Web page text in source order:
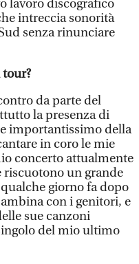
lavoro discografico
intreccia sonorità
senza rinunciare
da parte del
la presenza di
importantissimo della
in coro le mie
concerto attualmente
riscuotono un grande
giorno fa dopo
con i genitori, e
sue canzoni
del mio ultimo